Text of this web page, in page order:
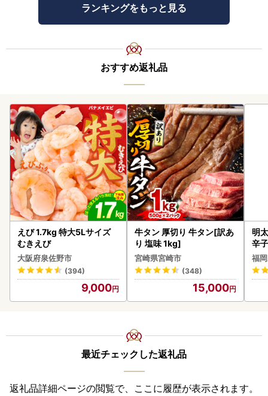
ランキングをもっと見る
おすすめ返礼品
えび 1.7kg 特大5Lサイズ
むきえび
大阪府泉佐野市
(394)
9,000
牛タン 厚切り 牛タン[訳あ
り 塩味 1kg]
宮崎県宮崎市
(348)
15,000
明
辛
福
最近チェックした返礼品
返礼品詳細ページの閲覧で、ここに履歴が表示されます。